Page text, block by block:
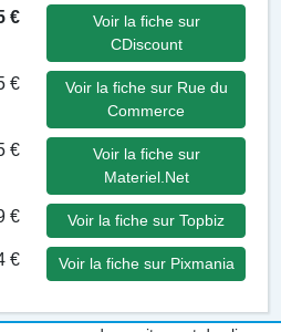
€
Voir la fiche sur
CDiscount
€
Voir la fiche sur Rue du
Commerce
€
Voir la fiche sur
Materiel.Net
€ Voir la fiche sur Topbiz
€ Voir la fiche sur Pixmania